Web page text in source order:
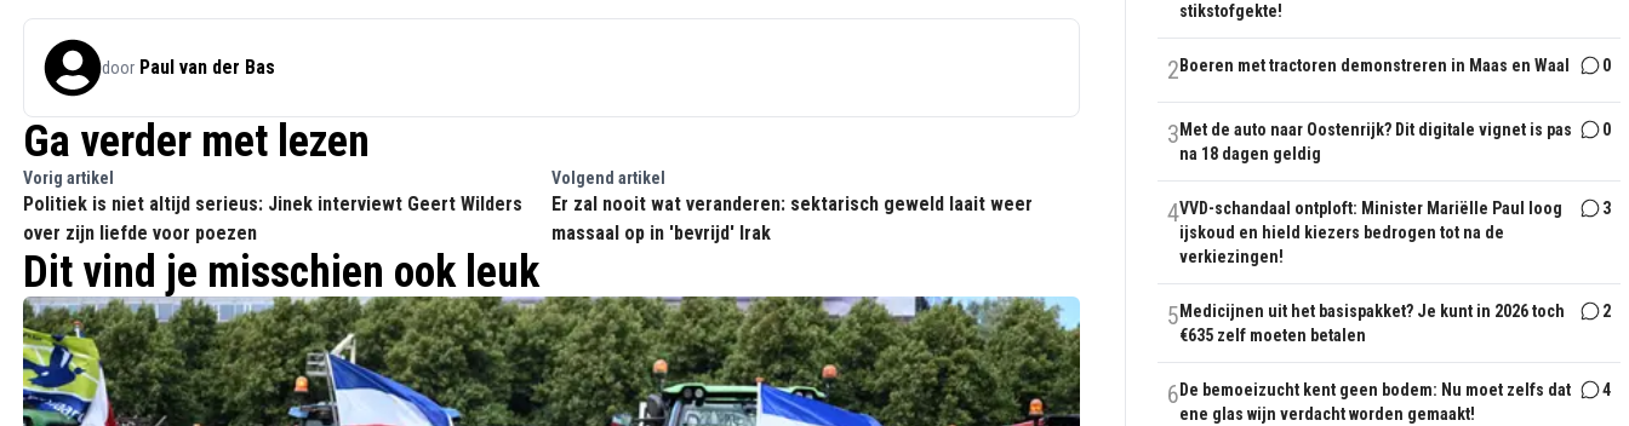
door Paul van der Bas
Ga verder met lezen
Vorig artikel
Politiek is niet altijd serieus: Jinek interviewt Geert Wilders
over zijn liefde voor poezen
Volgend artikel
Er zal nooit wat veranderen: sektarisch geweld laait weer
massaal op in 'bevrijd' Irak
Dit vind je misschien ook leuk
stikstofgekte!
2 Boeren met tractoren demonstreren in Maas en Waal 0
3 Met de auto naar Oostenrijk? Dit digitale vignet is pas
na 18 dagen geldig
0
4VVD-schandaal ontploft: Minister Mariëlle Paul loog
ijskoud en hield kiezers bedrogen tot na de
verkiezingen!
3
5 Medicijnen uit het basispakket? Je kunt in 2026 toch
€635 zelf moeten betalen
2
6 De bemoeizucht kent geen bodem: Nu moet zelfs dat
ene glas wijn verdacht worden gemaakt!
4